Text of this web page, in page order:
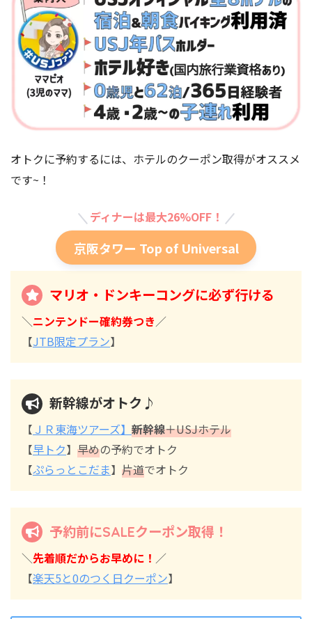
オトクに予約するには、ホテルのクーポン取得がオススメ
です~！
ディナーは最大26%OFF！
京阪タワー Top of Universal
マリオ・ドンキーコングに必ず行ける
＼ニンテンドー確約券つき／
【JTB限定プラン】
新幹線がオトク♪
【 ＪＲ東海ツアーズ】 新幹線＋USJホテル
【早トク】 早めの予約でオトク
【ぷらっとこだま】 片道でオトク
予約前にSALEクーポン取得！
＼先着順だからお早めに！ ／
【楽天5と0のつく日クーポン】